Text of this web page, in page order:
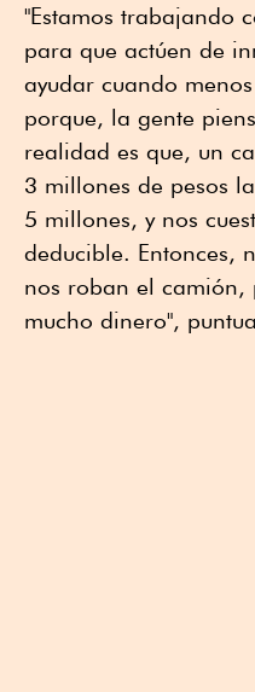
"Estamos trabajando
para que actúen de
ayudar cuando
porque, la gente
realidad es que, un
3 millones de pesos
5 millones, y nos
deducible. Entonces,
nos roban el camión,
mucho dinero",